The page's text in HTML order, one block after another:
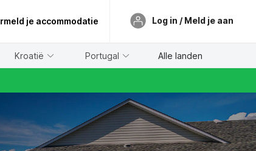
je accommodatie Log in / Meld je aan
Kroatië Portugal Alle landen